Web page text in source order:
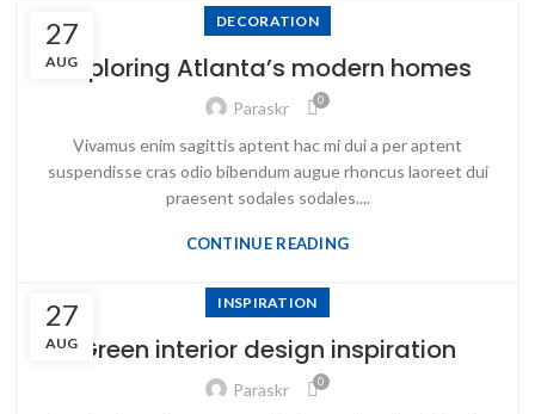
27
AUG
DECORATION
Exploring Atlanta’s modern homes
Paraskr 0
Vivamus enim sagittis aptent hac mi dui a per aptent
suspendisse cras odio bibendum augue rhoncus laoreet dui
praesent sodales sodales....
CONTINUE READING
27
AUG
INSPIRATION
Green interior design inspiration
Paraskr 0